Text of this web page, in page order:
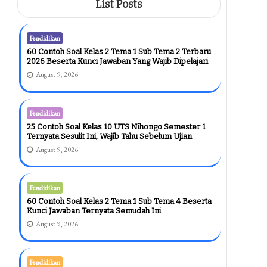
List Posts
Pendidikan
60 Contoh Soal Kelas 2 Tema 1 Sub Tema 2 Terbaru
2026 Beserta Kunci Jawaban Yang Wajib Dipelajari
August 9, 2026
Pendidikan
25 Contoh Soal Kelas 10 UTS Nihongo Semester 1
Ternyata Sesulit Ini, Wajib Tahu Sebelum Ujian
August 9, 2026
Pendidikan
60 Contoh Soal Kelas 2 Tema 1 Sub Tema 4 Beserta
Kunci Jawaban Ternyata Semudah Ini
August 9, 2026
Pendidikan